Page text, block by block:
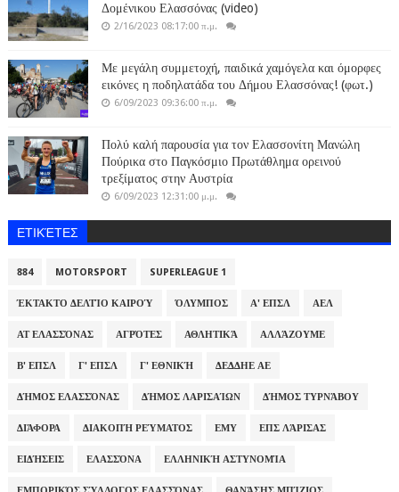
Δομένικου Ελασσόνας (video)
2/16/2023 08:17:00 π.μ.
Με μεγάλη συμμετοχή, παιδικά χαμόγελα και όμορφες
εικόνες η ποδηλατάδα του Δήμου Ελασσόνας! (φωτ.)
6/09/2023 09:36:00 π.μ.
Πολύ καλή παρουσία για τον Ελασσονίτη Μανώλη
Πούρικα στο Παγκόσμιο Πρωτάθλημα ορεινού
τρεξίματος στην Αυστρία
6/09/2023 12:31:00 μ.μ.
ΕΤΙΚΈΤΕΣ
884 MOTORSPORT SUPERLEAGUE 1
ΈΚΤΑΚΤΟ ΔΕΛΤΊΟ ΚΑΙΡΟΎ ΌΛΥΜΠΟΣ Α' ΕΠΣΛ ΑΕΛ
ΑΤ ΕΛΑΣΣΌΝΑΣ ΑΓΡΌΤΕΣ ΑΘΛΗΤΙΚΆ ΑΛΛΆΖΟΥΜΕ
Β' ΕΠΣΛ Γ' ΕΠΣΛ Γ' ΕΘΝΙΚΉ ΔΕΔΔΗΕ ΑΕ
ΔΉΜΟΣ ΕΛΑΣΣΌΝΑΣ ΔΉΜΟΣ ΛΑΡΙΣΑΊΩΝ ΔΉΜΟΣ ΤΥΡΝΆΒΟΥ
ΔΙΆΦΟΡΑ ΔΙΑΚΟΠΉ ΡΕΎΜΑΤΟΣ ΕΜΥ ΕΠΣ ΛΆΡΙΣΑΣ
ΕΙΔΉΣΕΙΣ ΕΛΑΣΣΌΝΑ ΕΛΛΗΝΙΚΉ ΑΣΤΥΝΟΜΊΑ